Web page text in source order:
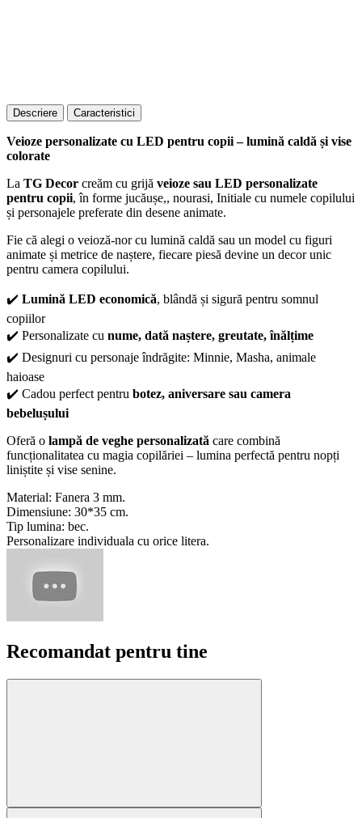
Descriere Caracteristici
Veioze personalizate cu LED pentru copii – lumină caldă și vise
colorate
La TG Decor creăm cu grijă veioze sau LED personalizate
pentru copii, în forme jucăușe,, nourasi, Initiale cu numele copilului
și personajele preferate din desene animate.
Fie că alegi o veioză-nor cu lumină caldă sau un model cu figuri
animate și metrice de naștere, fiecare piesă devine un decor unic
pentru camera copilului.
✔️ Lumină LED economică, blândă și sigură pentru somnul
copiilor
✔️ Personalizate cu nume, dată naștere, greutate, înălțime
✔️ Designuri cu personaje îndrăgite: Minnie, Masha, animale
haioase
✔️ Cadou perfect pentru botez, aniversare sau camera
bebelușului
Oferă o lampă de veghe personalizată care combină
funcționalitatea cu magia copilăriei – lumina perfectă pentru nopți
liniștite și vise senine.
Material: Fanera 3 mm.
Dimensiune: 30*35 cm.
Tip lumina: bec.
Personalizare individuala cu orice litera.
Recomandat pentru tine